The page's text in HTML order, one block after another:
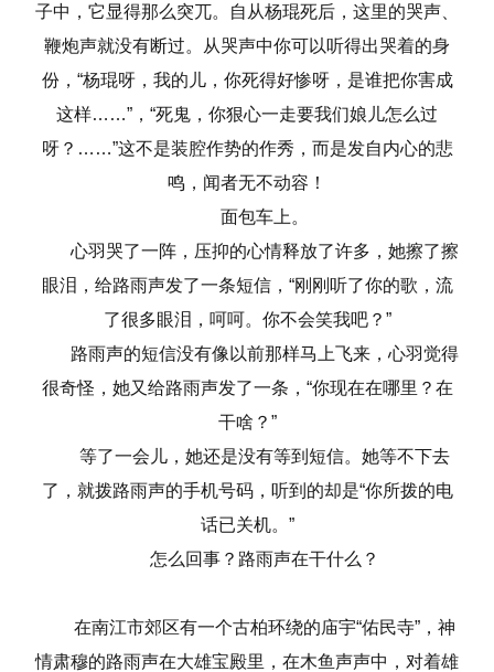
子中，它显得那么突兀。自从杨琨死后，这里的哭声、
鞭炮声就没有断过。从哭声中你可以听得出哭着的身
份，“杨琨呀，我的儿，你死得好惨呀，是谁把你害成
这样……”，“死鬼，你狠心一走要我们娘儿怎么过
呀？……”这不是装腔作势的作秀，而是发自内心的悲
鸣，闻者无不动容！
面包车上。
心羽哭了一阵，压抑的心情释放了许多，她擦了擦
眼泪，给路雨声发了一条短信，“刚刚听了你的歌，流
了很多眼泪，呵呵。你不会笑我吧？”
路雨声的短信没有像以前那样马上飞来，心羽觉得
很奇怪，她又给路雨声发了一条，“你现在在哪里？在
干啥？”
等了一会儿，她还是没有等到短信。她等不下去
了，就拨路雨声的手机号码，听到的却是“你所拨的电
话已关机。”
怎么回事？路雨声在干什么？
在南江市郊区有一个古柏环绕的庙宇“佑民寺”，神
情肃穆的路雨声在大雄宝殿里，在木鱼声声中，对着雄